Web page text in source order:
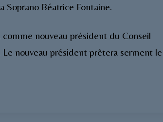
Soprano Béatrice Fontaine.
nouveau président du Conseil
nouveau président prêtera serment